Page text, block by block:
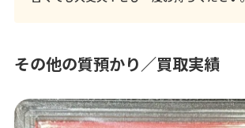
その他の質預かり／買取実績